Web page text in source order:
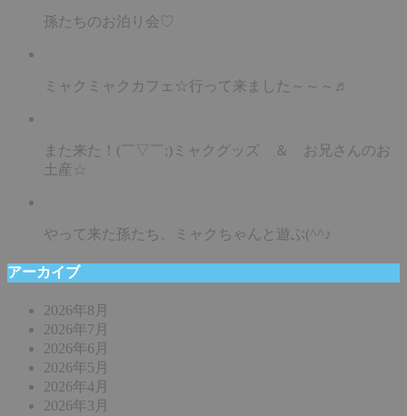
孫たちのお泊り会♡
ミャクミャクカフェ☆行って来ました～～～♬
また来た！(￣▽￣;)ミャクグッズ ＆ お兄さんのお
土産☆
やって来た孫たち、ミャクちゃんと遊ぶ(^^♪
アーカイブ
2026年8月
2026年7月
2026年6月
2026年5月
2026年4月
2026年3月